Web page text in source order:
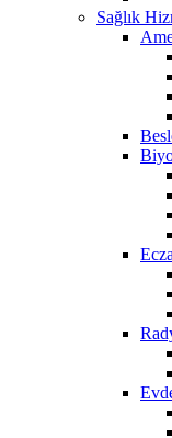
Sağlık